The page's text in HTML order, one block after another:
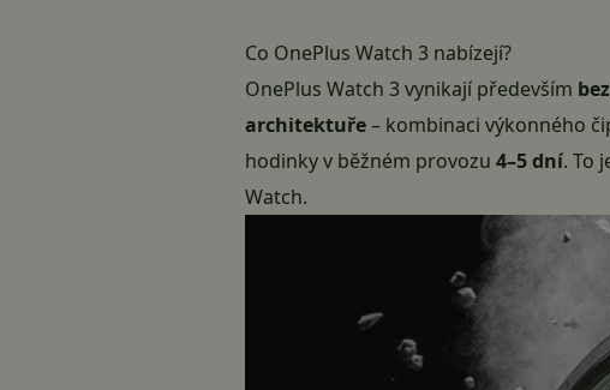
Co OnePlus Watch 3 nabízejí?
OnePlus Watch 3 vynikají především
architektuře– kombinaci výkonného
hodinky v běžném provozu 4–5 dní. To
Watch.